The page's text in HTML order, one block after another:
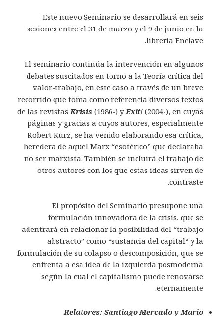
Este nuevo Seminario se desarrollará en seis
sesiones entre el 31 de marzo y el 9 de junio en la
librería Enclave.
El seminario continúa la intervención en algunos
debates suscitados en torno a la Teoría crítica del
valor-trabajo, en este caso a través de un breve
recorrido que toma como referencia diversos textos
de las revistasKrisis(1986-) yExit! (2004-), en cuyas
páginas y gracias a cuyos autores, especialmente
Robert Kurz, se ha venido elaborando esa crítica,
heredera de aquel Marx “esotérico” que declaraba
no ser marxista. También se incluirá el trabajo de
otros autores con los que estas ideas sirven de
contraste.
El propósito del Seminario presupone una
formulación innovadora de la crisis, que se
adentrará en relacionar la posibilidad del “trabajo
abstracto” como “sustancia del capital“ y la
formulación de su colapso o descomposición, que se
enfrenta a esa idea de la izquierda posmoderna
según la cual el capitalismo puede renovarse
eternamente.
Relatores: Santiago Mercado y Mario